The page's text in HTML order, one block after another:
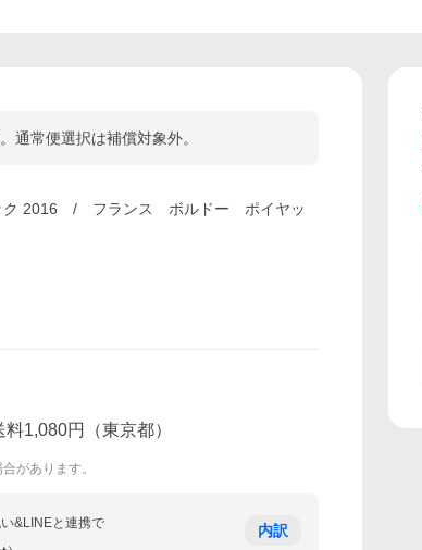
常便選択は補償対象外。
ク 2016 / フランス ボルドー ポイヤッ
料1,080円 （東京都）
があります。
&LINEと連携で 内訳